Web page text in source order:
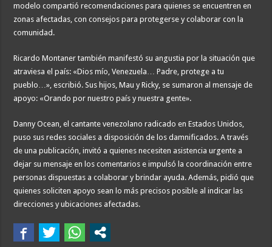
modelo compartió recomendaciones para quienes se encuentren en
zonas afectadas, con consejos para protegerse y colaborar con la
comunidad.
Ricardo Montaner también manifestó su angustia por la situación que
atraviesa el país: «Dios mío, Venezuela… Padre, protege a tu
pueblo…», escribió. Sus hijos, Mau y Ricky, se sumaron al mensaje de
apoyo: «Orando por nuestro país y nuestra gente».
Danny Ocean, el cantante venezolano radicado en Estados Unidos,
puso sus redes sociales a disposición de los damnificados. A través
de una publicación, invitó a quienes necesiten asistencia urgente a
dejar su mensaje en los comentarios e impulsó la coordinación entre
personas dispuestas a colaborar y brindar ayuda. Además, pidió que
quienes soliciten apoyo sean lo más precisos posible al indicar las
direcciones y ubicaciones afectadas.